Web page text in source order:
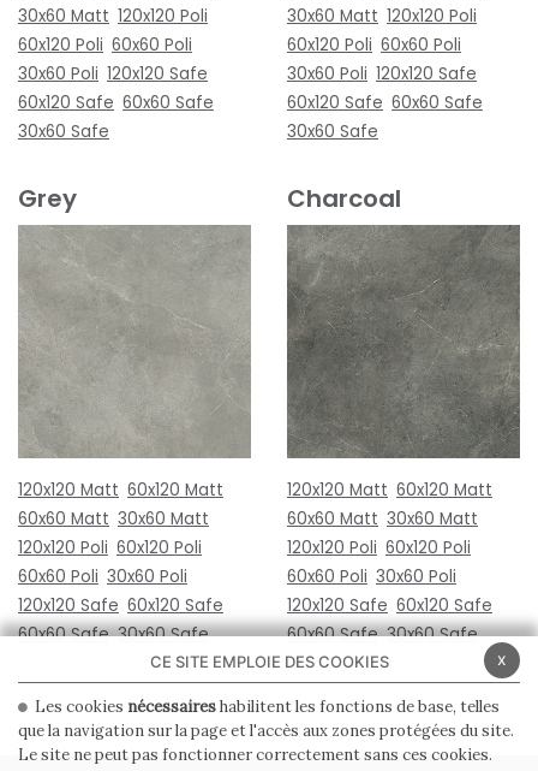
30x60 Matt 120x120 Poli
60x120 Poli 60x60 Poli
30x60 Poli 120x120 Safe
60x120 Safe 60x60 Safe
30x60 Safe
30x60 Matt 120x120 Poli
60x120 Poli 60x60 Poli
30x60 Poli 120x120 Safe
60x120 Safe 60x60 Safe
30x60 Safe
Grey
120x120 Matt 60x120 Matt
60x60 Matt 30x60 Matt
120x120 Poli 60x120 Poli
60x60 Poli 30x60 Poli
120x120 Safe 60x120 Safe
60x60 Safe 30x60 Safe
Charcoal
120x120 Matt 60x120 Matt
60x60 Matt 30x60 Matt
120x120 Poli 60x120 Poli
60x60 Poli 30x60 Poli
120x120 Safe 60x120 Safe
60x60 Safe 30x60 Safe
x
CE SITE EMPLOIE DES COOKIES
Les cookies nécessaireshabilitent les fonctions de base, telles
que la navigation sur la page et l'accès aux zones protégées du site.
Le site ne peut pas fonctionner correctement sans ces cookies.